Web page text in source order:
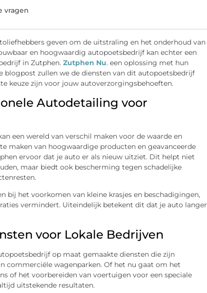
vragen
geven om de uitstraling en het onderhoud van
en hoogwaardig autopoetsbedrijf kan echter een
in Zutphen. Zutphen Nu. een oplossing met hun
blogpost zullen we de diensten van dit autopoetsbedrijf
keuze zijn voor jouw autoverzorgingsbehoeften.
Autodetailing voor
een wereld van verschil maken voor de waarde en
maken van hoogwaardige producten en geavanceerde
ervoor dat je auto er als nieuw uitziet. Dit helpt niet
maar biedt ook bescherming tegen schadelijke
bij het voorkomen van kleine krasjes en beschadigingen,
vermindert. Uiteindelijk betekent dit dat je auto langer
voor Lokale Bedrijven
op maat gemaakte diensten die zijn
commerciële wagenparken. Of het nu gaat om het
of het voorbereiden van voertuigen voor een speciale
uitstekende resultaten.